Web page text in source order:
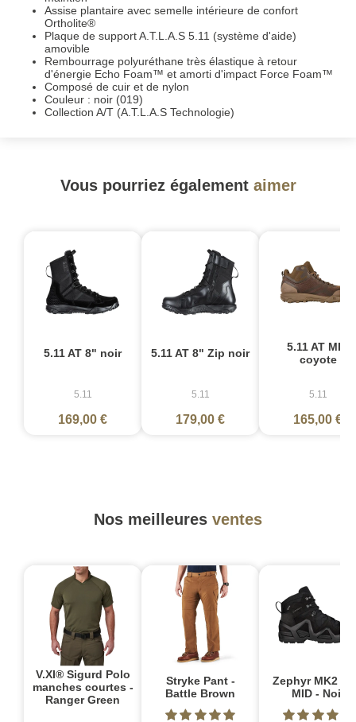
Assise plantaire avec semelle intérieure de confort
Ortholite®
Plaque de support A.T.L.A.S 5.11 (système d'aide)
amovible
Rembourrage polyuréthane très élastique à retour
d'énergie Echo Foam™ et amorti d'impact Force Foam™
Composé de cuir et de nylon
Couleur : noir (019)
Collection A/T (A.T.L.A.S Technologie)
Vous pourriez également aimer
5.11 AT 8" noir
5.11
169,00 €
5.11 AT 8" Zip noir
5.11
179,00 €
5.11 AT MID
coyote
5.11
165,00 €
Nos meilleures ventes
V.XI® Sigurd Polo
manches courtes -
Ranger Green
Stryke Pant -
Battle Brown
Zephyr MK2
MID - Noir